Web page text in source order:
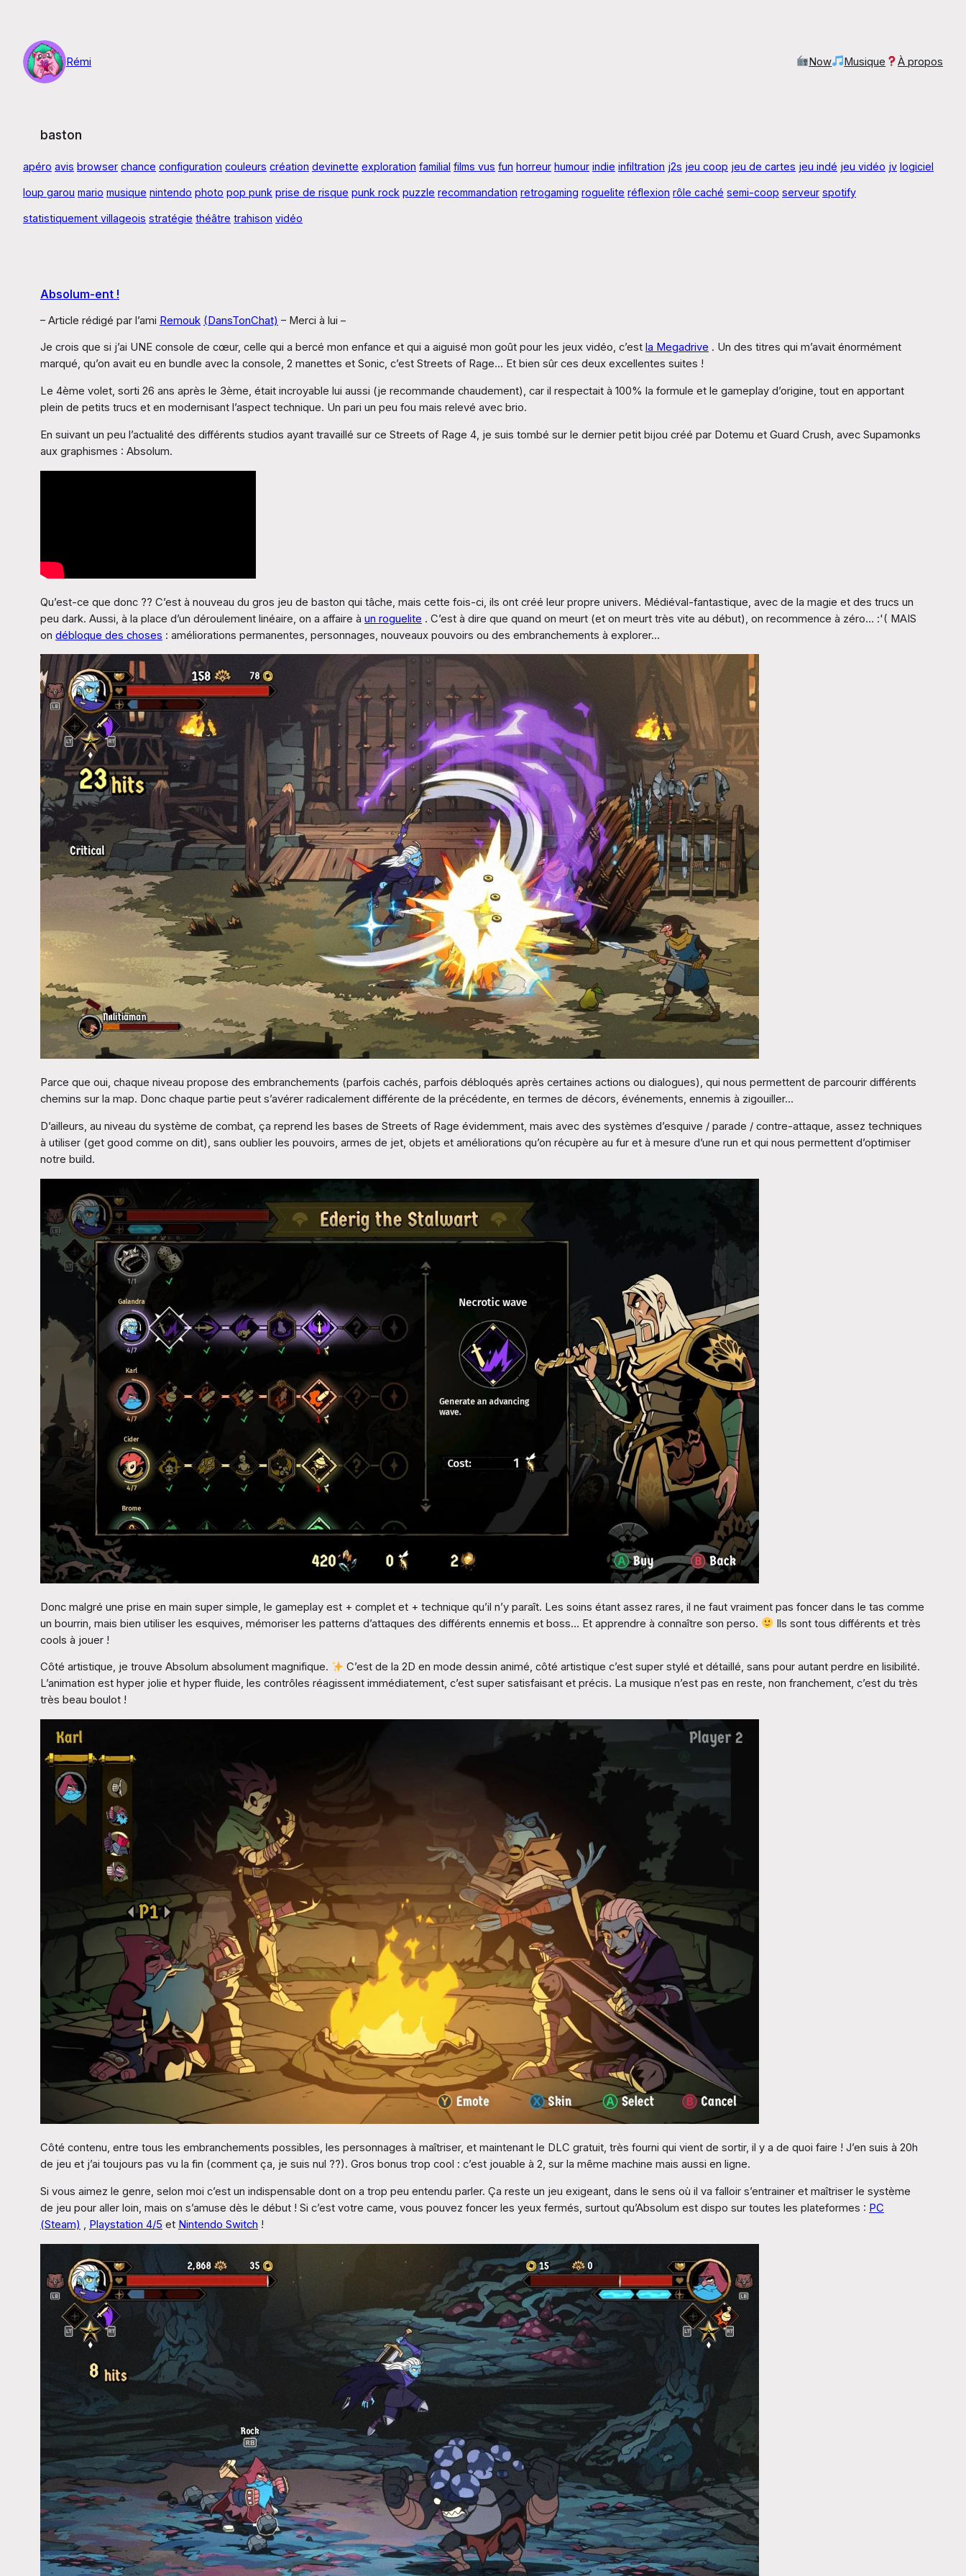
contenu
Rémi
Now Musique À propos
baston
apéro avis browser chance configuration couleurs création devinette exploration familial films vus fun horreur humour indie infiltration j2s jeu coop jeu de cartes jeu indé jeu vidéo jv logiciel
loup garou mario musique nintendo photo pop punk prise de risque punk rock puzzle recommandation retrogaming roguelite réflexion rôle caché semi-coop serveur spotify
statistiquement villageois stratégie théâtre trahison vidéo
Absolum-ent !
– Article rédigé par l’ami Remouk (DansTonChat) – Merci à lui –
Je crois que si j’ai UNE console de cœur, celle qui a bercé mon enfance et qui a aiguisé mon goût pour les jeux vidéo, c’est la Megadrive . Un des titres qui m’avait énormément
marqué, qu’on avait eu en bundle avec la console, 2 manettes et Sonic, c’est Streets of Rage… Et bien sûr ces deux excellentes suites !
Le 4ème volet, sorti 26 ans après le 3ème, était incroyable lui aussi (je recommande chaudement), car il respectait à 100% la formule et le gameplay d’origine, tout en apportant
plein de petits trucs et en modernisant l’aspect technique. Un pari un peu fou mais relevé avec brio.
En suivant un peu l’actualité des différents studios ayant travaillé sur ce Streets of Rage 4, je suis tombé sur le dernier petit bijou créé par Dotemu et Guard Crush, avec Supamonks
aux graphismes : Absolum.
Qu’est-ce que donc ?? C’est à nouveau du gros jeu de baston qui tâche, mais cette fois-ci, ils ont créé leur propre univers. Médiéval-fantastique, avec de la magie et des trucs un
peu dark. Aussi, à la place d’un déroulement linéaire, on a affaire à un roguelite . C’est à dire que quand on meurt (et on meurt très vite au début), on recommence à zéro… :'( MAIS
on débloque des choses : améliorations permanentes, personnages, nouveaux pouvoirs ou des embranchements à explorer…
Parce que oui, chaque niveau propose des embranchements (parfois cachés, parfois débloqués après certaines actions ou dialogues), qui nous permettent de parcourir différents
chemins sur la map. Donc chaque partie peut s’avérer radicalement différente de la précédente, en termes de décors, événements, ennemis à zigouiller…
D’ailleurs, au niveau du système de combat, ça reprend les bases de Streets of Rage évidemment, mais avec des systèmes d’esquive / parade / contre-attaque, assez techniques
à utiliser (get good comme on dit), sans oublier les pouvoirs, armes de jet, objets et améliorations qu’on récupère au fur et à mesure d’une run et qui nous permettent d’optimiser
notre build.
Donc malgré une prise en main super simple, le gameplay est + complet et + technique qu’il n’y paraît. Les soins étant assez rares, il ne faut vraiment pas foncer dans le tas comme
un bourrin, mais bien utiliser les esquives, mémoriser les patterns d’attaques des différents ennemis et boss… Et apprendre à connaître son perso.
Ils sont tous différents et très
cools à jouer !
Côté artistique, je trouve Absolum absolument magnifique.
C’est de la 2D en mode dessin animé, côté artistique c’est super stylé et détaillé, sans pour autant perdre en lisibilité.
L’animation est hyper jolie et hyper fluide, les contrôles réagissent immédiatement, c’est super satisfaisant et précis. La musique n’est pas en reste, non franchement, c’est du très
très beau boulot !
Côté contenu, entre tous les embranchements possibles, les personnages à maîtriser, et maintenant le DLC gratuit, très fourni qui vient de sortir, il y a de quoi faire ! J’en suis à 20h
de jeu et j’ai toujours pas vu la fin (comment ça, je suis nul ??). Gros bonus trop cool : c’est jouable à 2, sur la même machine mais aussi en ligne.
Si vous aimez le genre, selon moi c’est un indispensable dont on a trop peu entendu parler. Ça reste un jeu exigeant, dans le sens où il va falloir s’entrainer et maîtriser le système
de jeu pour aller loin, mais on s’amuse dès le début ! Si c’est votre came, vous pouvez foncer les yeux fermés, surtout qu’Absolum est dispo sur toutes les plateformes : PC
(Steam) , Playstation 4/5 et Nintendo Switch !